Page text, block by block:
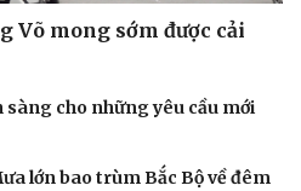
Võ mong sớm được cải
sàng cho những yêu cầu mới
lớn bao trùm Bắc Bộ về đêm